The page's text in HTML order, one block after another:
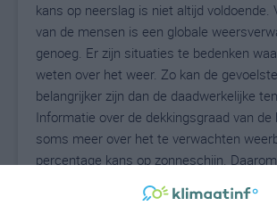
kans op neerslag is niet altijd voldoende.
van de mensen is een globale
genoeg. Er zijn situaties te bedenken
weten over het weer. Zo kan de
belangrijker zijn dan de daadwerkelijke
Informatie over de dekkingsgraad van de
soms meer over het te verwachten
percentage kans op zonneschijn.
uitgebreide weersvoorspelling voor